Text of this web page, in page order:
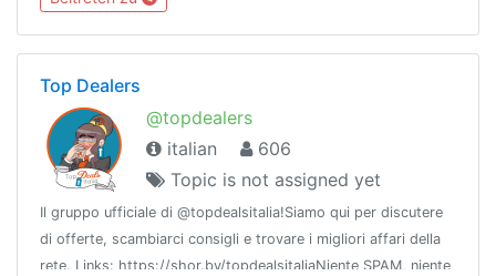
Top Dealers
@topdealers
italian
606
Topic is not assigned yet
Il gruppo ufficiale di @topdealsitalia!Siamo qui per discutere
di offerte, scambiarci consigli e trovare i migliori affari della
rete. Links: https://shor.by/topdealsitaliaNiente SPAM, niente